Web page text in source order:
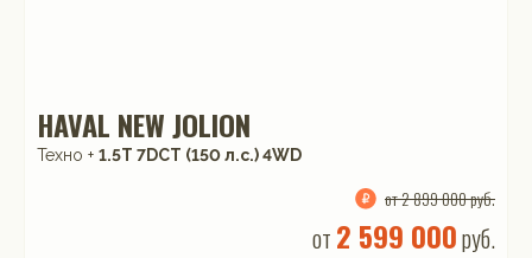
HAVAL NEW JOLION
Техно + 1.5T 7DCT (150 л.с.) 4WD
от 2 899 000 руб.
от 2 599 000руб.